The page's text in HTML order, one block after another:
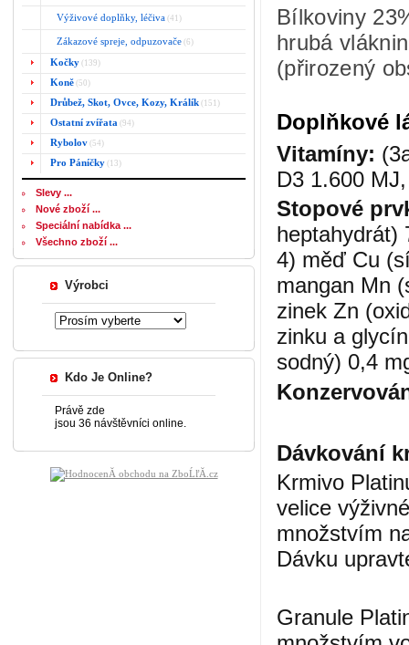
Výživové doplňky, léčiva (41)
Zákazové spreje, odpuzovače (6)
Kočky (139)
Koně (50)
Drůbež, Skot, Ovce, Kozy, Králík (151)
Ostatní zvířata (94)
Rybolov (54)
Pro Páníčky (13)
Slevy ...
Nové zboží ...
Speciální nabídka ...
Všechno zboží ...
Výrobci
Kdo Je Online?
Právě zde
jsou 36 návštěvníci online.
Bílkoviny
hrubá
(přirozený
Doplňkové
Vitamíny:
D3 1.600
Stopové
heptahydrát)
4) měď Cu
mangan Mn
zinek Zn
zinku a
sodný) 0,4
Dávkování
Krmivo
velice
množstvím
Dávku
Granule